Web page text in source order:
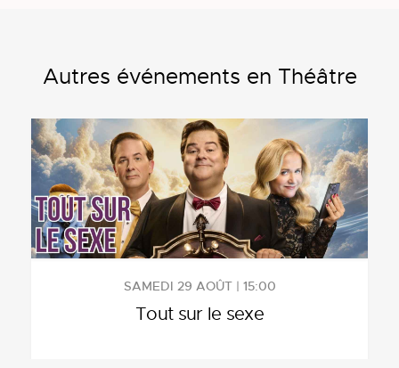
Autres événements en Théâtre
SAMEDI 29 AOÛT | 15:00
Tout sur le sexe